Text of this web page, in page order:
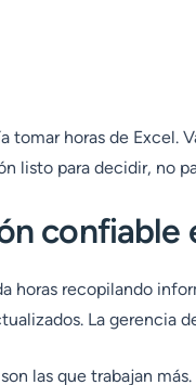
tomar horas de
listo para decidir, no
confiable
horas recopilando
La gerencia
las que trabajan